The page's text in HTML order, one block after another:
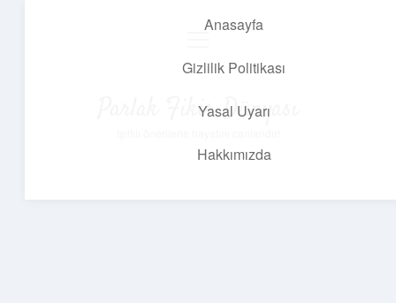
Anasayfa
Gizlilik Politikası
Yasal Uyarı
Hakkımızda
Parlak Fikir Dünyası